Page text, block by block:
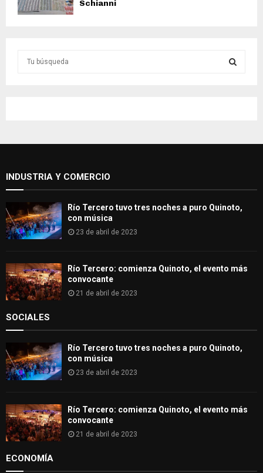
Schianni
o
H
INDUSTRIA Y COMERCIO
Río Tercero tuvo tres noches a puro Quinoto,
con música
23 de abril de 2023
Río Tercero: comienza Quinoto, el evento más
convocante
21 de abril de 2023
SOCIALES
Río Tercero tuvo tres noches a puro Quinoto,
con música
23 de abril de 2023
Río Tercero: comienza Quinoto, el evento más
convocante
21 de abril de 2023
ECONOMÍA